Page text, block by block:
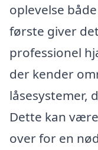
oplevelse
første giver
professionel
der kender
låsesystemer,
Dette kan
over for en